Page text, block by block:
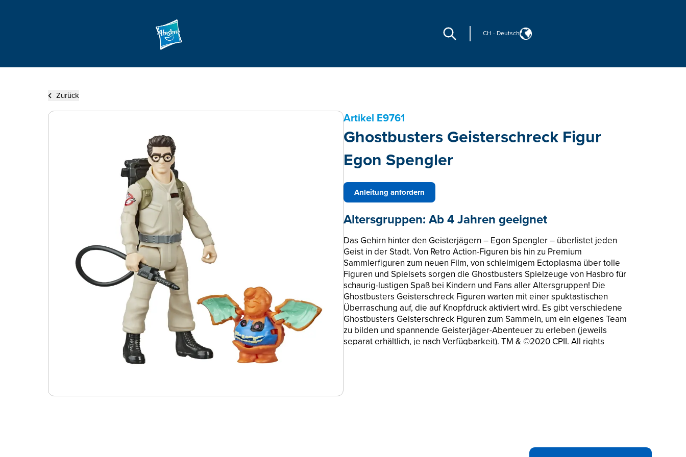
CH - Deutsch
Zurück
Artikel E9761
Ghostbusters Geisterschreck Figur
Egon Spengler
Anleitung anfordern
Altersgruppen: Ab 4 Jahren geeignet
Das Gehirn hinter den Geisterjägern – Egon Spengler – überlistet jeden
Geist in der Stadt. Von Retro Action-Figuren bis hin zu Premium
Sammlerfiguren zum neuen Film, von schleimigem Ectoplasma über tolle
Figuren und Spielsets sorgen die Ghostbusters Spielzeuge von Hasbro für
schaurig-lustigen Spaß bei Kindern und Fans aller Altersgruppen! Die
Ghostbusters Geisterschreck Figuren warten mit einer spuktastischen
Überraschung auf, die auf Knopfdruck aktiviert wird. Es gibt verschiedene
Ghostbusters Geisterschreck Figuren zum Sammeln, um ein eigenes Team
zu bilden und spannende Geisterjäger-Abenteuer zu erleben (jeweils
separat erhältlich, je nach Verfügbarkeit). TM & ©2020 CPII. All rights
paranormalen Spaß gibt es weitere Geisterschreck Figuren zum neuen und